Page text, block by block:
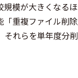
模が大きくなる
重複ファイル削
れらを単年度分